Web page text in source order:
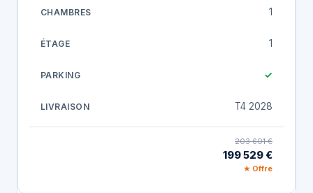
1
1
✓
T4 2028
203 601 €
199 529 €
★ Offre